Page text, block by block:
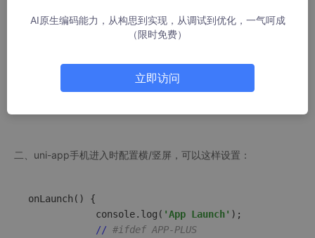
onShow () {
     plus
.navigator.hideSystemNavigation()
二、uni-app手机进入时配置横/竖屏，可以这样设置：
onLaunch() {
			console.log(
'App Launch' );
// #ifdef APP-PLUS
AI原生编码能力，从构思到实现，从调试到优化，一气呵成
（限时免费）
立即访问